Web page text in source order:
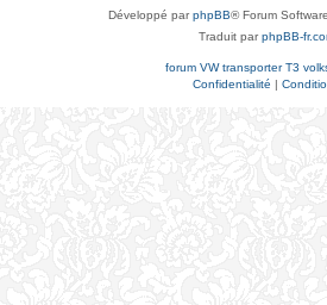
Développé parphpBB® Forum
Traduit parphpBB-
forum VW transporter T3
Confidentialité |